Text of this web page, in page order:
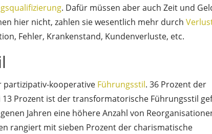
. Dafür müssen aber auch Zeit und
hier nicht, zahlen sie wesentlich mehr durch
Fehler, Krankenstand, Kundenverluste, etc.
partizipativ-kooperative Führungsstil. 36 Prozent der
Prozent ist der transformatorische Führungsstil
Jahren eine höhere Anzahl von
rangiert mit sieben Prozent der charismatische